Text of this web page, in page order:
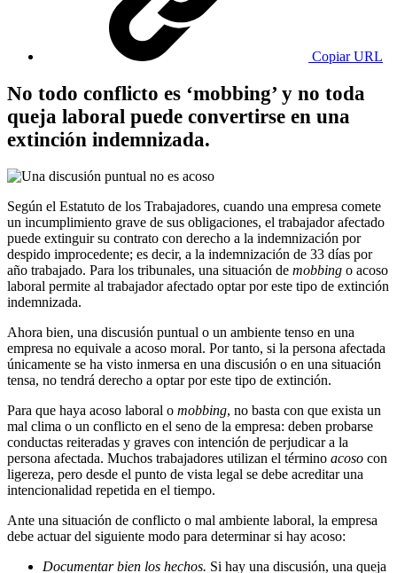
Copiar URL
No todo conflicto es ‘mobbing’ y no toda
queja laboral puede convertirse en una
extinción indemnizada.
Según el Estatuto de los Trabajadores, cuando una empresa comete
un incumplimiento grave de sus obligaciones, el trabajador afectado
puede extinguir su contrato con derecho a la indemnización por
despido improcedente; es decir, a la indemnización de 33 días por
año trabajado. Para los tribunales, una situación de mobbing o acoso
laboral permite al trabajador afectado optar por este tipo de extinción
indemnizada.
Ahora bien, una discusión puntual o un ambiente tenso en una
empresa no equivale a acoso moral. Por tanto, si la persona afectada
únicamente se ha visto inmersa en una discusión o en una situación
tensa, no tendrá derecho a optar por este tipo de extinción.
Para que haya acoso laboral o mobbing, no basta con que exista un
mal clima o un conflicto en el seno de la empresa: deben probarse
conductas reiteradas y graves con intención de perjudicar a la
persona afectada. Muchos trabajadores utilizan el término acoso con
ligereza, pero desde el punto de vista legal se debe acreditar una
intencionalidad repetida en el tiempo.
Ante una situación de conflicto o mal ambiente laboral, la empresa
debe actuar del siguiente modo para determinar si hay acoso:
Documentar bien los hechos. Si hay una discusión, una queja